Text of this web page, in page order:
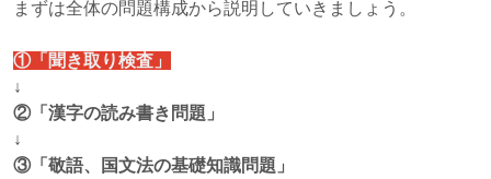
まずは全体の問題構成から説明していきましょう。
①「聞き取り検査」
↓
②「漢字の読み書き問題」
↓
③「敬語、国文法の基礎知識問題」